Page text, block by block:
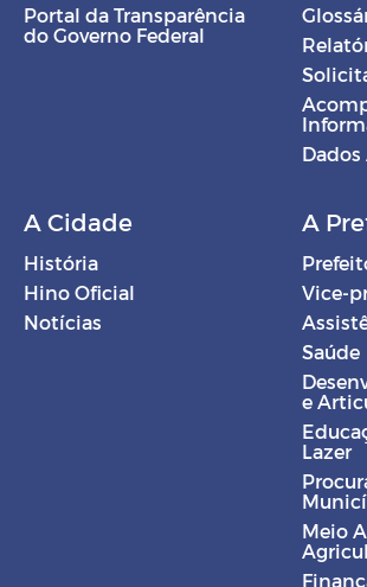
Portal da Transparência
do Governo Federal
A Cidade
História
Hino Oficial
Notícias
A
Vice-
Saúde
e
Lazer
Meio